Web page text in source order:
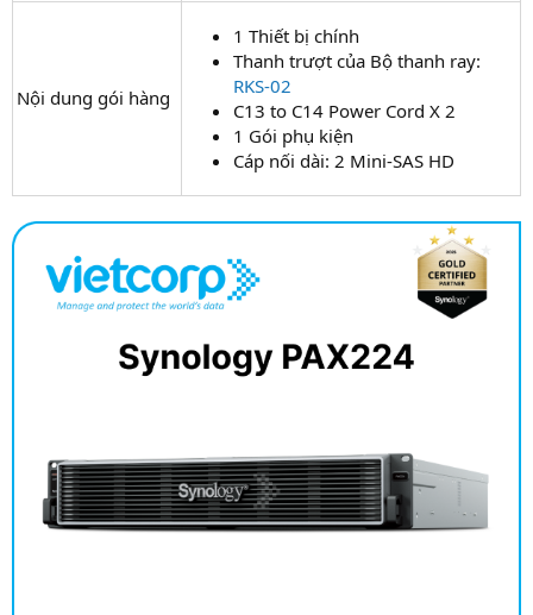
Nội dung gói hàng
1 Thiết bị chính
Thanh trượt của Bộ thanh ray:
RKS-02
C13 to C14 Power Cord X 2
1 Gói phụ kiện
Cáp nối dài: 2 Mini-SAS HD